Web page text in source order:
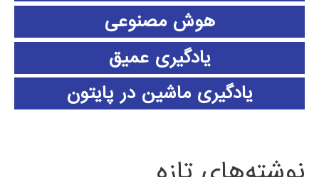
هوش مصنوعی
یادگیری عمیق
یادگیری ماشین در پایتون